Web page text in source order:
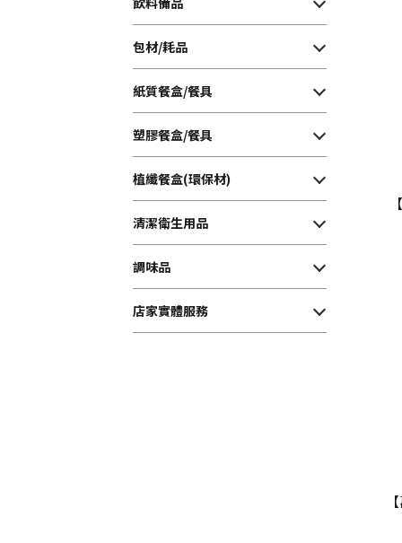
包材/耗品
紙質餐盒/餐具
塑膠餐盒/餐具
植纖餐盒(環保材)
清潔衛生用品
調味品
店家實體服務